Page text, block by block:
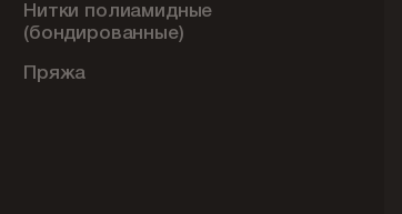
Нитки полиамидные
(бондированные)
Пряжа